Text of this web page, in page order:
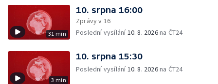
31 min
10. srpna 16:00
Zprávy v 16
Poslední vysílání10. 8. 2026na ČT24
3 min
10. srpna 15:30
Poslední vysílání10. 8. 2026na ČT24